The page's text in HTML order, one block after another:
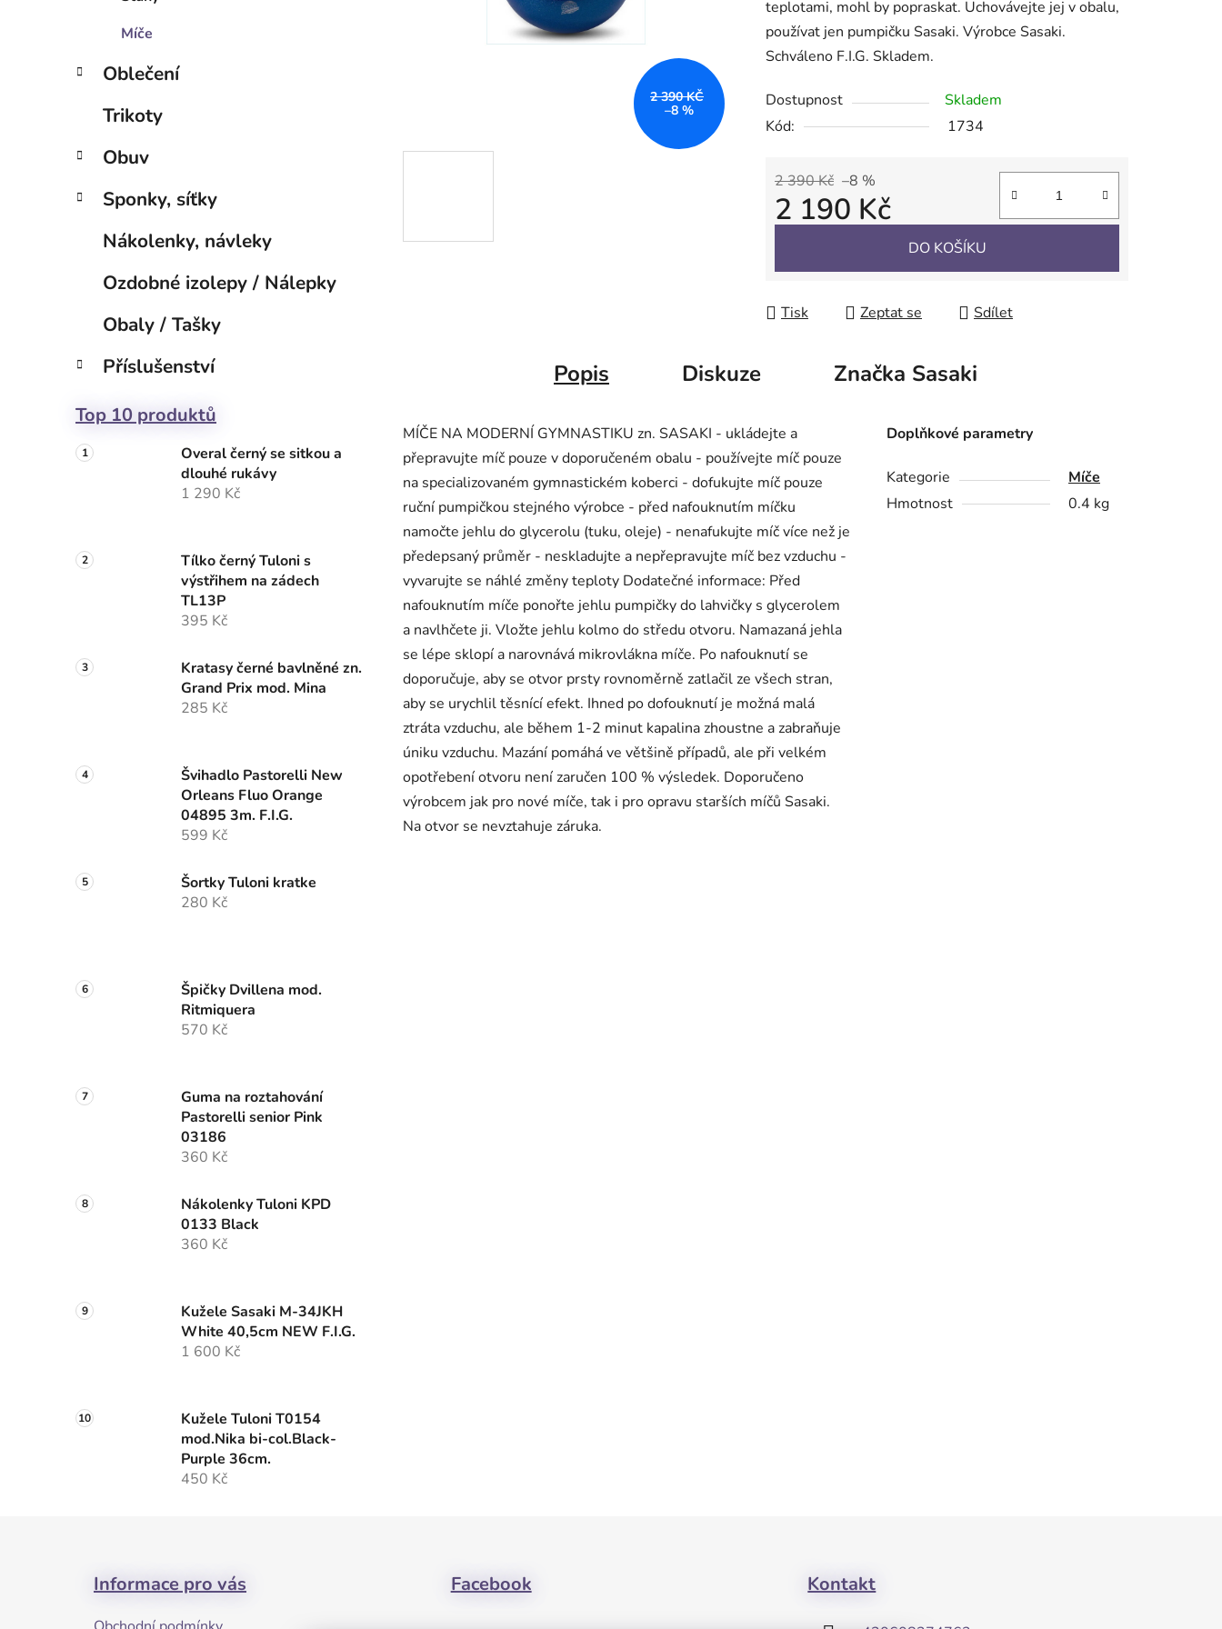
e
Míče
Oblečení
Trikoty
Obuv
Sponky, síťky
Nákolenky, návleky
Ozdobné izolepy / Nálepky
Obaly / Tašky
Příslušenství
Top 10 produktů
Overal černý se sitkou a
dlouhé rukávy
1 290 Kč
Tílko černý Tuloni s
výstřihem na zádech
TL13P
395 Kč
Kratasy černé bavlněné zn.
Grand Prix mod. Mina
285 Kč
Švihadlo Pastorelli New
Orleans Fluo Orange
04895 3m. F.I.G.
599 Kč
Šortky Tuloni kratke
280 Kč
Špičky Dvillena mod.
Ritmiquera
570 Kč
Guma na roztahování
Pastorelli senior Pink
03186
360 Kč
Nákolenky Tuloni KPD
0133 Black
360 Kč
Kužele Sasaki M-34JKH
White 40,5cm NEW F.I.G.
1 600 Kč
Kužele Tuloni T0154
mod.Nika bi-col.Black-
Purple 36cm.
450 Kč
z
5
hvězdiček.
teplotami, mohl by popraskat. Uchovávejte jej v obalu,
používat jen pumpičku Sasaki. Výrobce Sasaki.
Schváleno F.I.G. Skladem.
Dostupnost
Skladem
Kód:
1734
2 390 Kč –8 %
2 190 Kč
DO KOŠÍKU
Tisk Zeptat se Sdílet
2 390 KČ
–8 %
Popis Diskuze Značka Sasaki
MÍČE NA MODERNÍ GYMNASTIKU zn. SASAKI - ukládejte a
přepravujte míč pouze v doporučeném obalu - používejte míč pouze
na specializovaném gymnastickém koberci - dofukujte míč pouze
ruční pumpičkou stejného výrobce - před nafouknutím míčku
namočte jehlu do glycerolu (tuku, oleje) - nenafukujte míč více než je
předepsaný průměr - neskladujte a nepřepravujte míč bez vzduchu -
vyvarujte se náhlé změny teploty Dodatečné informace: Před
nafouknutím míče ponořte jehlu pumpičky do lahvičky s glycerolem
a navlhčete ji. Vložte jehlu kolmo do středu otvoru. Namazaná jehla
se lépe sklopí a narovnává mikrovlákna míče. Po nafouknutí se
doporučuje, aby se otvor prsty rovnoměrně zatlačil ze všech stran,
aby se urychlil těsnící efekt. Ihned po dofouknutí je možná malá
ztráta vzduchu, ale během 1-2 minut kapalina zhoustne a zabraňuje
úniku vzduchu. Mazání pomáhá ve většině případů, ale při velkém
opotřebení otvoru není zaručen 100 % výsledek. Doporučeno
výrobcem jak pro nové míče, tak i pro opravu starších míčů Sasaki.
Na otvor se nevztahuje záruka.
Doplňkové parametry
Kategorie
Míče
Hmotnost
0.4 kg
Informace pro vás Facebook Kontakt